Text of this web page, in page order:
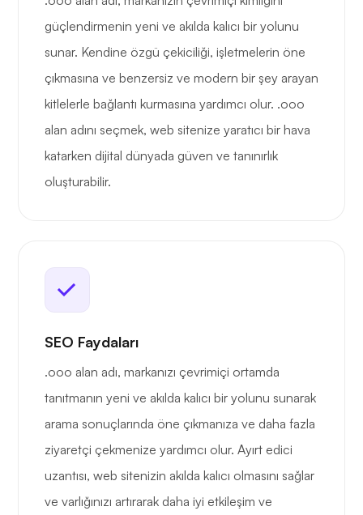
güçlendirmenin yeni ve akılda kalıcı bir yolunu
sunar. Kendine özgü çekiciliği, işletmelerin öne
çıkmasına ve benzersiz ve modern bir şey arayan
kitlelerle bağlantı kurmasına yardımcı olur. .ooo
alan adını seçmek, web sitenize yaratıcı bir hava
katarken dijital dünyada güven ve tanınırlık
oluşturabilir.
SEO Faydaları
.ooo alan adı, markanızı çevrimiçi ortamda
tanıtmanın yeni ve akılda kalıcı bir yolunu sunarak
arama sonuçlarında öne çıkmanıza ve daha fazla
ziyaretçi çekmenize yardımcı olur. Ayırt edici
uzantısı, web sitenizin akılda kalıcı olmasını sağlar
ve varlığınızı artırarak daha iyi etkileşim ve